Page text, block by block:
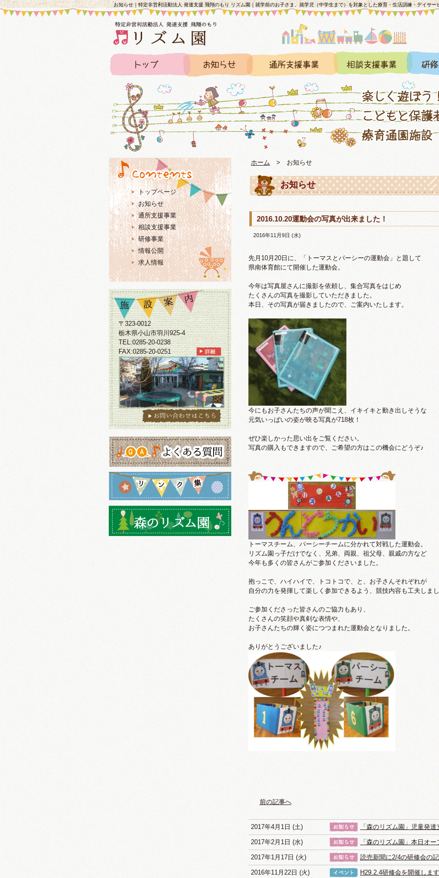
お知らせ｜特定非営利活動法人 発達支援 飛翔のもり リズム園｜就学前のお子さま、就学児（中学生まで）を対象とした療育・生活訓練・デイサー
ホーム > お知らせ
お知らせ
2016.10.20運動会の写真が出来ました！
2016年11月9日 (水)
先月10月20日に、「トーマスとパーシーの運動会」と題して
県南体育館にて開催した運動会。
今年は写真屋さんに撮影を依頼し、集合写真をはじめ
たくさんの写真を撮影していただきました。
本日、その写真が届きましたので、ご案内いたします。
今にもお子さんたちの声が聞こえ、イキイキと動き出しそうな
元気いっぱいの姿が映る写真が718枚！
ぜひ楽しかった思い出をご覧ください。
写真の購入もできますので、ご希望の方はこの機会にどうぞ♪
トーマスチーム、パーシーチームに分かれて対戦した運動会。
リズム園っ子だけでなく、兄弟、両親、祖父母、親戚の方など
今年も多くの皆さんがご参加くださいました。
抱っこで、ハイハイで、トコトコで、と、お子さんそれぞれが
自分の力を発揮して楽しく参加できるよう、競技内容も工夫しま
ご参加くださった皆さんのご協力もあり、
たくさんの笑顔や真剣な表情や、
お子さんたちの輝く姿につつまれた運動会となりました。
ありがとうございました♪
前の記事へ
2017年4月1日 (土) 「森のリズム園」児童発
2017年2月1日 (水) 「森のリズム園」本日オー
2017年1月17日 (火) 読売新聞に2/4の研修会の
2016年11月22日 (火) H29.2.4研修会を開催しま
トップページ
お知らせ
通所支援事業
相談支援事業
研修事業
情報公開
求人情報
〒323-0012
栃木県小山市羽川925-4
TEL:0285-20-0238
FAX:0285-20-0251